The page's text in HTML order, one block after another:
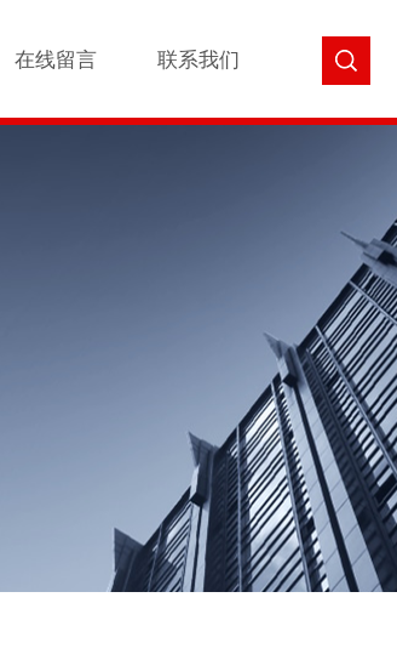
在线留言 联系我们